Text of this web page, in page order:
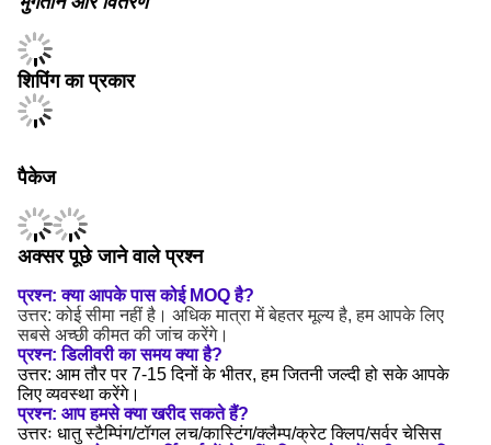
शिपिंग का प्रकार
पैकेज
अक्सर पूछे जाने वाले प्रश्न
प्रश्न: क्या आपके पास कोई MOQ है?
उत्तर: कोई सीमा नहीं है। अधिक मात्रा में बेहतर मूल्य है, हम आपके लिए
सबसे अच्छी कीमत की जांच करेंगे।
प्रश्न: डिलीवरी का समय क्या है?
उत्तर: आम तौर पर 7-15 दिनों के भीतर, हम जितनी जल्दी हो सके आपके
लिए व्यवस्था करेंगे।
प्रश्न: आप हमसे क्या खरीद सकते हैं?
उत्तरः धातु स्टैम्पिंग/टॉगल लच/कास्टिंग/क्लैम्प/क्रेट क्लिप/सर्वर चेसिस